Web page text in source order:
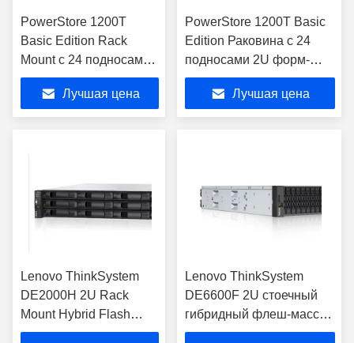
PowerStore 1200T
Basic Edition Rack
Mount с 24 подносами
и NVMe SSD
Лучшая цена
PowerStore 1200T Basic
Edition Раковина с 24
подносами 2U форм-
фактор
Лучшая цена
Lenovo ThinkSystem
DE2000H 2U Rack
Mount Hybrid Flash
Array
Lenovo ThinkSystem
DE6600F 2U стоечный
гибридный флеш-массив
1841.5 ТБ